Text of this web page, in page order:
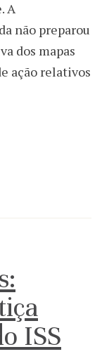
A
não preparou
dos mapas
ação relativos
ISS